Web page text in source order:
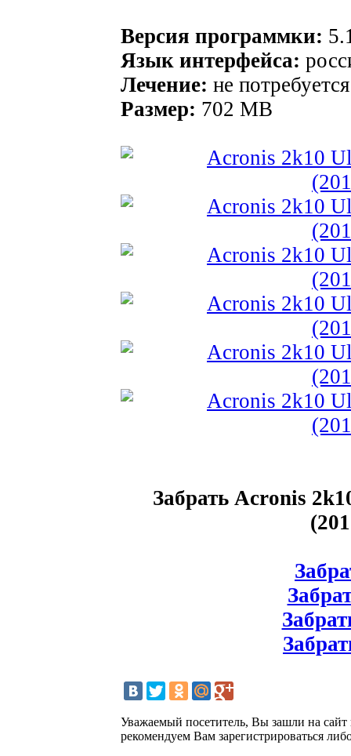
Версия программки:
Язык интерфейса:
Лечение: не
Размер: 702 MB
Забрать Acronis
Уважаемый посетитель, Вы зашли на
рекомендуем Вам зарегистрироваться